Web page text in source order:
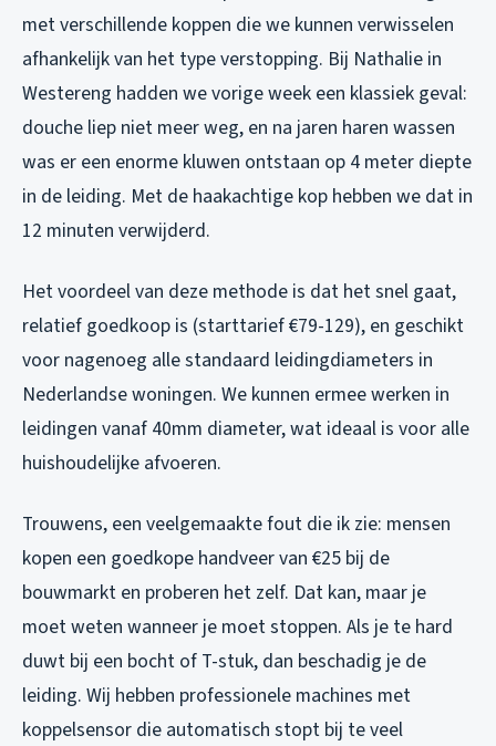
met verschillende koppen die we kunnen verwisselen
afhankelijk van het type verstopping. Bij Nathalie in
Westereng hadden we vorige week een klassiek geval:
douche liep niet meer weg, en na jaren haren wassen
was er een enorme kluwen ontstaan op 4 meter diepte
in de leiding. Met de haakachtige kop hebben we dat in
12 minuten verwijderd.
Het voordeel van deze methode is dat het snel gaat,
relatief goedkoop is (starttarief €79-129), en geschikt
voor nagenoeg alle standaard leidingdiameters in
Nederlandse woningen. We kunnen ermee werken in
leidingen vanaf 40mm diameter, wat ideaal is voor alle
huishoudelijke afvoeren.
Trouwens, een veelgemaakte fout die ik zie: mensen
kopen een goedkope handveer van €25 bij de
bouwmarkt en proberen het zelf. Dat kan, maar je
moet weten wanneer je moet stoppen. Als je te hard
duwt bij een bocht of T-stuk, dan beschadig je de
leiding. Wij hebben professionele machines met
koppelsensor die automatisch stopt bij te veel